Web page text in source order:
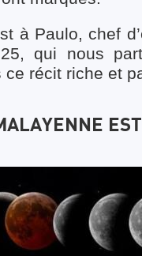
à Paulo, chef
qui nous
ce récit riche et